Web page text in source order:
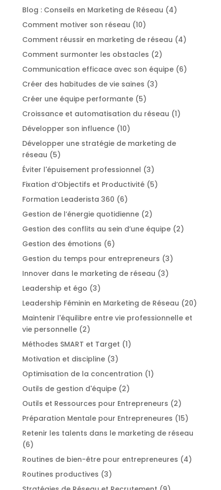
Blog : Conseils en Marketing de Réseau (4)
Comment motiver son réseau (10)
Comment réussir en marketing de réseau (4)
Comment surmonter les obstacles (2)
Communication efficace avec son équipe(6)
Créer des habitudes de vie saines (3)
Créer une équipe performante(5)
Croissance et automatisation du réseau (1)
Développer son influence(10)
Développer une stratégie de marketing de
réseau (5)
Éviter l'épuisement professionnel (3)
Fixation d’Objectifs et Productivité(5)
Formation Leaderista 360 (6)
Gestion de l’énergie quotidienne(2)
Gestion des conflits au sein d’une équipe(2)
Gestion des émotions (6)
Gestion du temps pour entrepreneurs (3)
Innover dans le marketing de réseau (3)
Leadership et égo (3)
Leadership Féminin en Marketing de Réseau (20)
Maintenir l'équilibre entre vie professionnelle et
vie personnelle(2)
Méthodes SMART et Target (1)
Motivation et discipline(3)
Optimisation de la concentration (1)
Outils de gestion d'équipe(2)
Outils et Ressources pour Entrepreneurs (2)
Préparation Mentale pour Entrepreneures (15)
Retenir les talents dans le marketing de réseau
(6)
Routines de bien-être pour entrepreneures (4)
Routines productives (3)